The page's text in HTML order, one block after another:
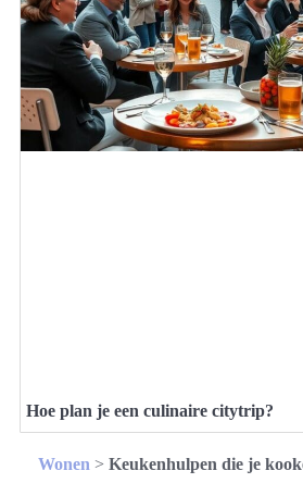
Hoe plan je een culinaire citytrip?
Wonen > Keukenhulpen die je